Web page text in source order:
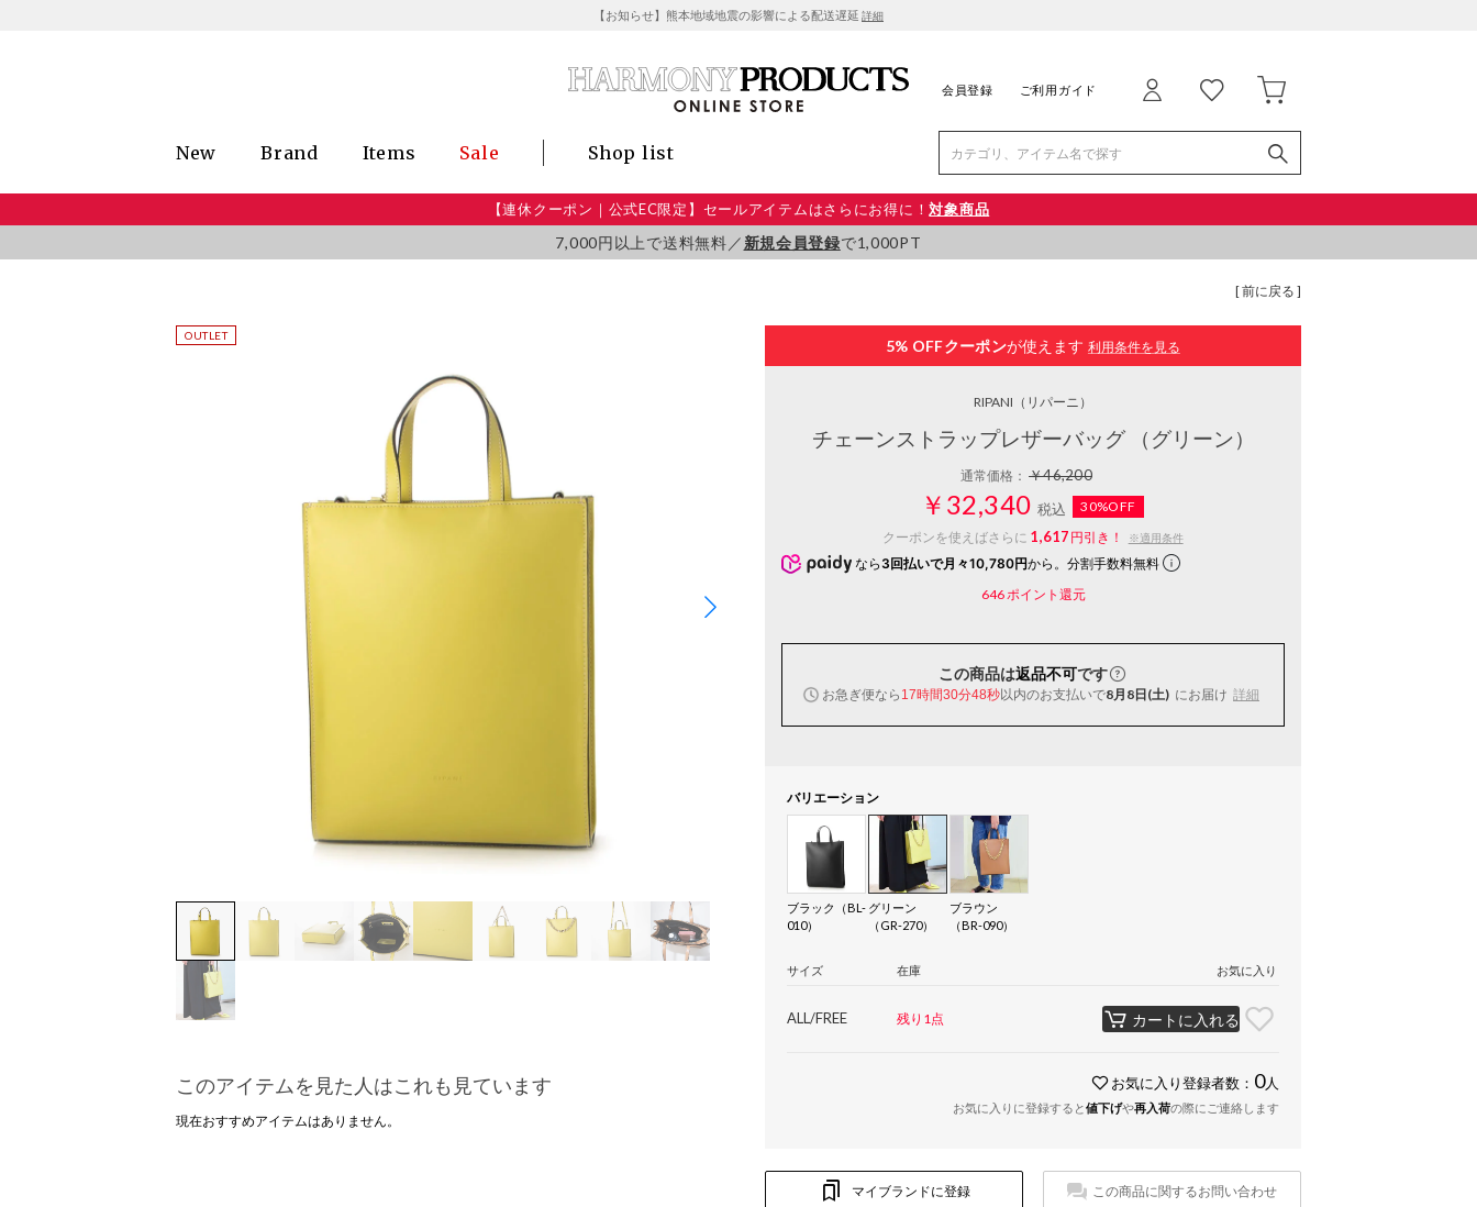
【お知らせ】熊本地域地震の影響による配送遅延 詳細
会員登録 ご利用ガイド
New Brand Items Sale Shop list
【連休クーポン｜公式EC限定】セールアイテムはさらにお得に！対象商品
7,000円以上で送料無料／ 新規会員登録で1,000PT
[ 前に戻る ]
このアイテムを見た人はこれも見ています
現在おすすめアイテムはありません。
5% OFFクーポンが使えます 利用条件を見る
RIPANI （リパーニ）
チェーンストラップレザーバッグ （グリーン）
通常価格：￥46,200
￥32,340 税込
30%OFF
クーポンを使えばさらに 1,617 円引き！ ※適用条件
なら 3回払いで月々10,780円から。分割手数料無料
646ポイント還元
この商品は返品不可です
お急ぎ便なら 17時間30分47秒以内のお支払いで8月8日(土) にお届け 詳細
バリエーション
ブラック（BL-
010）
グリーン
（GR-270）
ブラウン
（BR-090）
サイズ 在庫 お気に入り
ALL/FREE 残り1点 カートに入れる
お気に入り登録者数： 0人
お気に入りに登録すると値下げや再入荷の際にご連絡します
マイブランドに登録 この商品に関するお問い合わせ